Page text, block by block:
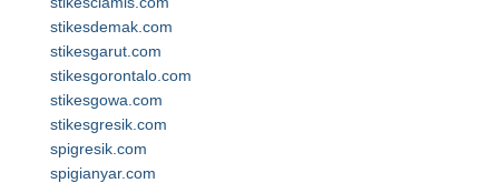
stikesdemak.com
stikesgarut.com
stikesgorontalo.com
stikesgowa.com
stikesgresik.com
spigresik.com
spigianyar.com